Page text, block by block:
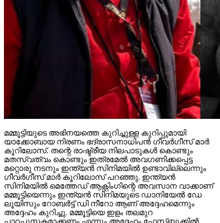
മമ്മൂട്ടിയുടെ അഭിനയത്തെ കുറിച്ചുള്ള കുറിപ്പുമായി
യാക്കോബായ നിരണം ഭദ്രാസനാധിപന്‍ ഗീവര്‍ഗീസ് മാര്‍
കൂറിലോസ്. തന്റെ രാഷ്ട്രീയ നിലപാടുകള്‍ കൊണ്ടും
മതസ്വത്വം കൊണ്ടും ഇത്രമേല്‍ അവഗണിക്കപ്പെട്ട
മറ്റൊരു നടനും ഇന്ത്യന്‍ സിനിമയില്‍ ഉണ്ടാവില്ലെന്നും
ഗീവര്‍ഗീസ് മാര്‍ കൂറിലോസ് പറഞ്ഞു. ഇന്ത്യന്‍
സിനിമയില്‍ മെത്തേഡ് ആക്റ്റിംഗിന്റെ അവസാന വാക്കാണ്
മമ്മൂട്ടിയെന്നും ഇന്ത്യന്‍ സിനിമയുടെ ഡാനിയേല്‍ ഡേ
ലൂയിസും റോബര്‍ട്ട് ഡി നീറോ ആണ് അദ്ദേഹമെന്നും
അദ്ദേഹം കുറിച്ചു. മമ്മൂട്ടിയെ ഇളം തലമുറ
പാഠപുസ്തകമാക്കണം എന്നും അദ്ദേഹം ഫേസ്ബുക്കില്‍